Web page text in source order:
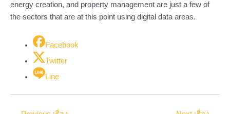
energy creation, and property management are just a few of
the sectors that are at this point using digital data areas.
Facebook
Twitter
Line